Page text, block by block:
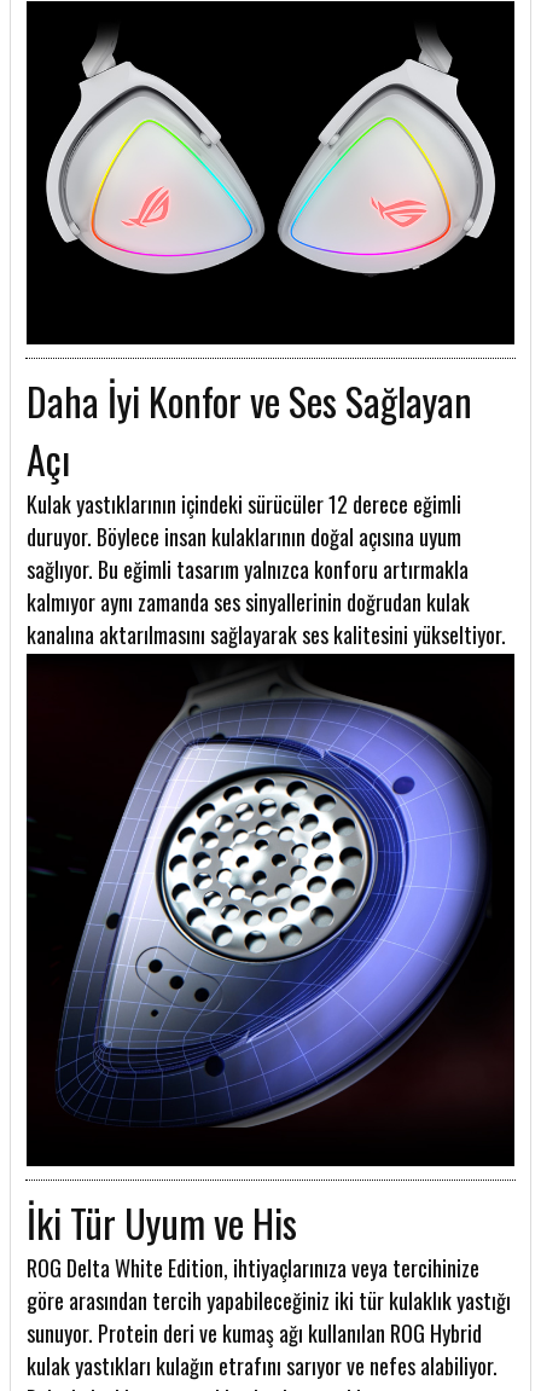
Daha İyi Konfor ve Ses Sağlayan
Açı
Kulak yastıklarının içindeki sürücüler 12 derece eğimli
duruyor. Böylece insan kulaklarının doğal açısına uyum
sağlıyor. Bu eğimli tasarım yalnızca konforu artırmakla
kalmıyor aynı zamanda ses sinyallerinin doğrudan kulak
kanalına aktarılmasını sağlayarak ses kalitesini yükseltiyor.
İki Tür Uyum ve His
ROG Delta White Edition, ihtiyaçlarınıza veya tercihinize
göre arasından tercih yapabileceğiniz iki tür kulaklık yastığı
sunuyor. Protein deri ve kumaş ağı kullanılan ROG Hybrid
kulak yastıkları kulağın etrafını sarıyor ve nefes alabiliyor.